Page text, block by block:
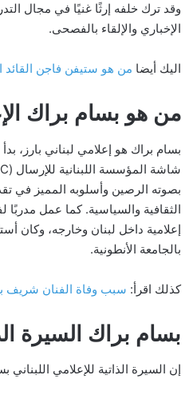
وقد ترك خلفه إرثًا غنيًا في مجال
الإخباري والإلقاء بالفصحى.
اليك أيضا من هو ستيفن فاجن القائد
من هو بسام براك
بصوته الرصين وأسلوبه المميز في
الثقافية والسياسية. كما عمل
إعلامية داخل لبنان وخارجه، وكان
بالجامعة الأنطونية.
كذلك اقرأ: سبب وفاة الفنان شريف
بسام براك السيرة
إن السيرة الذاتية للإعلامي